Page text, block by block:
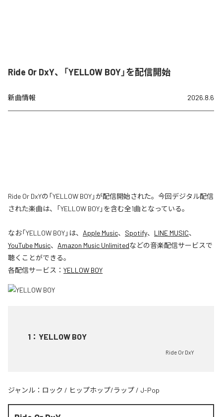
Ride Or DxY、「YELLOW BOY」を配信開始
新曲情報 2026.8.6
Ride Or DxYの「YELLOW BOY」が配信開始された。今回デジタル配信
された楽曲は、「YELLOW BOY」を含む全1曲となっている。
なお「YELLOW BOY」は、 Apple Music、 Spotify、 LINE MUSIC、
YouTube Music、 Amazon Music Unlimitedなどの音楽配信サービスで
聴くことができる。
各配信サービス： YELLOW BOY
1 ： YELLOW BOY
Ride Or DxY
ジャンル： ロック / ヒップホップ/ラップ / J-Pop